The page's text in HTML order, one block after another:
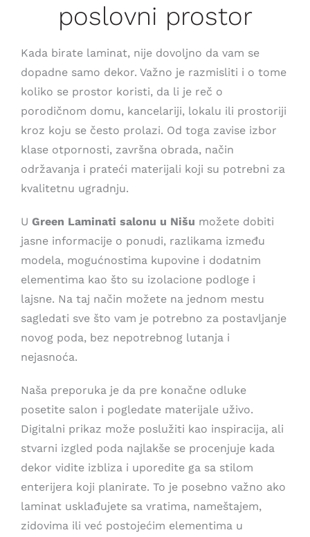
poslovni prostor
Kada birate laminat, nije dovoljno da vam se
dopadne samo dekor. Važno je razmisliti i o tome
koliko se prostor koristi, da li je reč o
porodičnom domu, kancelariji, lokalu ili prostoriji
kroz koju se često prolazi. Od toga zavise izbor
klase otpornosti, završna obrada, način
održavanja i prateći materijali koji su potrebni za
kvalitetnu ugradnju.
U Green Laminati salonu u Nišu možete dobiti
jasne informacije o ponudi, razlikama između
modela, mogućnostima kupovine i dodatnim
elementima kao što su izolacione podloge i
lajsne. Na taj način možete na jednom mestu
sagledati sve što vam je potrebno za postavljanje
novog poda, bez nepotrebnog lutanja i
nejasnoća.
Naša preporuka je da pre konačne odluke
posetite salon i pogledate materijale uživo.
Digitalni prikaz može poslužiti kao inspiracija, ali
stvarni izgled poda najlakše se procenjuje kada
dekor vidite izbliza i uporedite ga sa stilom
enterijera koji planirate. To je posebno važno ako
laminat usklađujete sa vratima, nameštajem,
zidovima ili već postojećim elementima u